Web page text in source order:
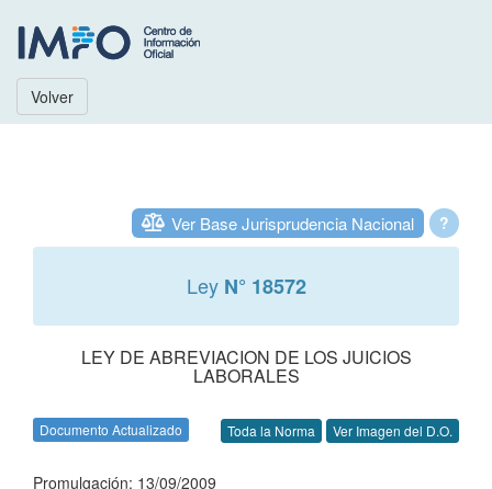
Volver
?
Ver Base Jurisprudencia Nacional
Ley N° 18572
LEY DE ABREVIACION DE LOS JUICIOS
LABORALES
Documento Actualizado Toda la Norma Ver Imagen del D.O.
Promulgación: 13/09/2009